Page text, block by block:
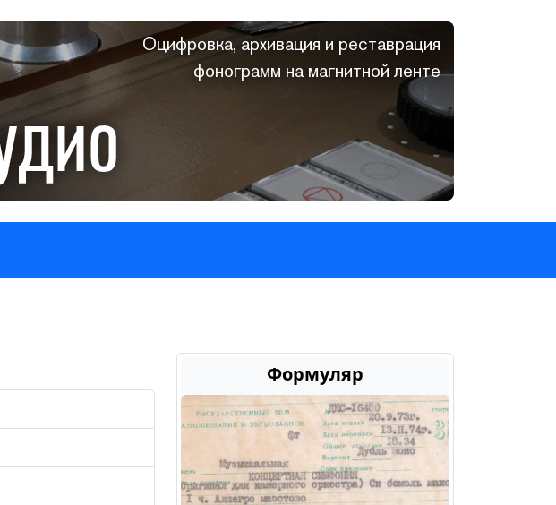
Оцифровка, архивация и реставрация
фонограмм на магнитной ленте
Формуляр